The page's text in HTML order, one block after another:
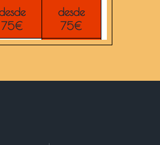
75€
desde
75€